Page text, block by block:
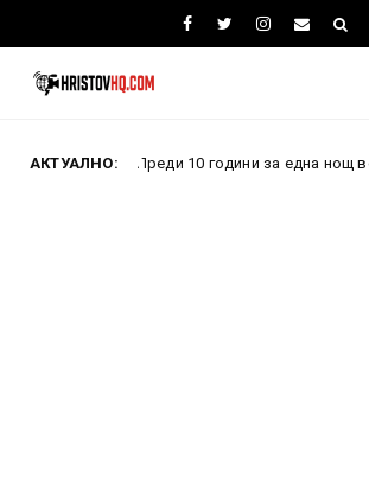
АКТУАЛНО:
Преди 10 години за една нощ всичко се